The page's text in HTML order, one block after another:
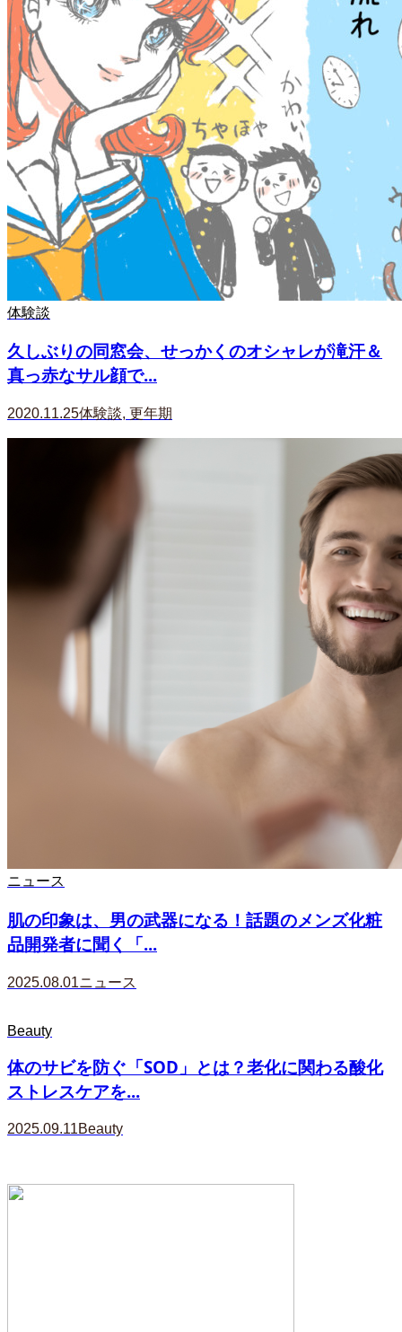
体験談
久しぶりの同窓会、せっかくのオシャレが滝汗＆
真っ赤なサル顔で...
2020.11.25体験談, 更年期
ニュース
肌の印象は、男の武器になる！話題のメンズ化粧
品開発者に聞く「...
2025.08.01ニュース
Beauty
体のサビを防ぐ「SOD」とは？老化に関わる酸化
ストレスケアを...
2025.09.11Beauty